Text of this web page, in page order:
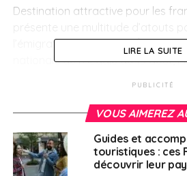
Destination attractive pour les
l’émigration au Canada. À
nationale de l’Acadie du 15 août,
Aujourd’hui, zoom sur l’ Île-du-
LIRE LA SUITE
PUBLICITÉ
VOUS AIMEREZ
Guides et
touristiques : ces
découvrir leur